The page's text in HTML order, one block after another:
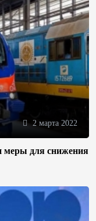
2 марта 2022
меры для снижения